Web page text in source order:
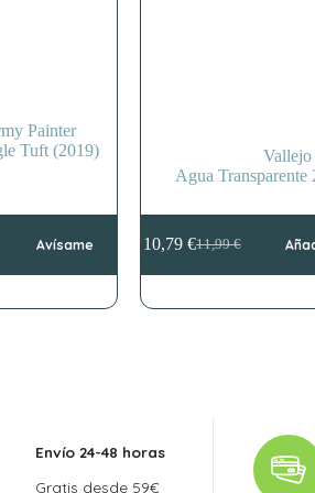
Painter
Tuft (2019)
Avísame
Vallejo
Agua Transparente
11,99€
El
precio
era:
10,79 €El
precio
es:
Envío 24-48 horas
Gratis desde 59€